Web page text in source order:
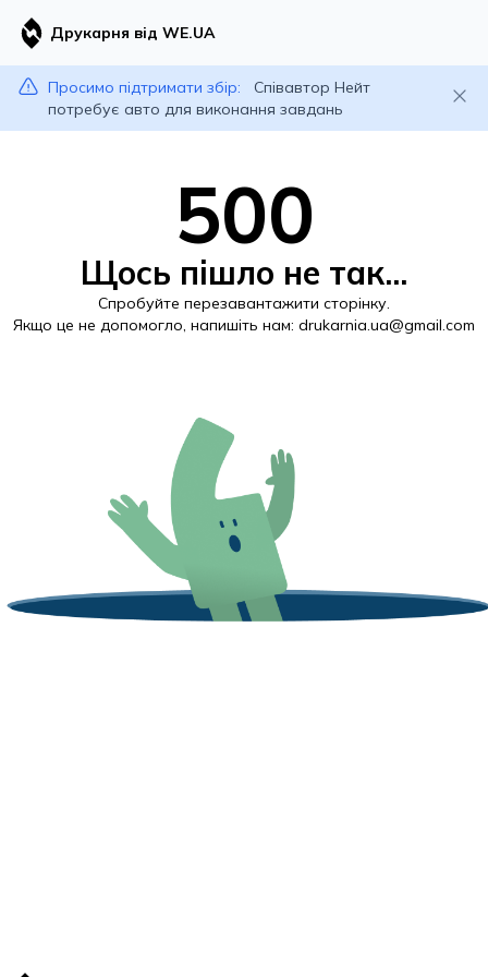
Друкарня від WE.UA
Просимо підтримати збір:
Співавтор Нейт
потребує авто для виконання завдань
500
Щось пішло не так...
Спробуйте перезавантажити сторінку.
Якщо це не допомогло, напишіть нам: drukarnia.ua@gmail.com